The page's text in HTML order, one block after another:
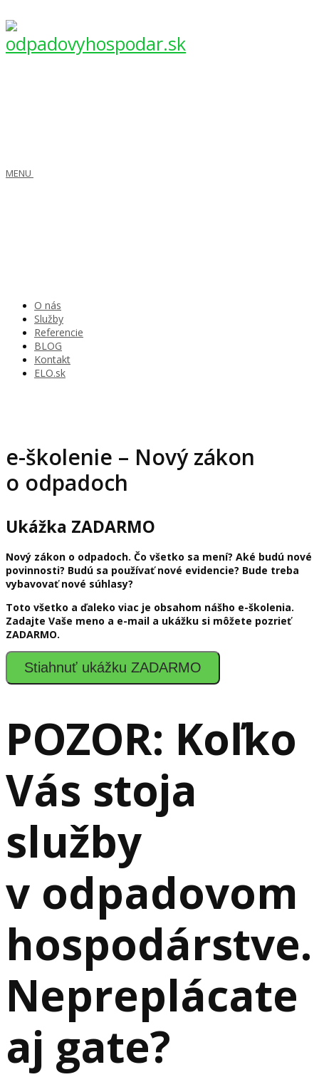
MENU
O nás
Služby
Referencie
BLOG
Kontakt
ELO.sk
e-školenie – Nový zákon
o odpadoch
Ukážka ZADARMO
Nový zákon o odpadoch. Čo všetko sa mení? Aké budú nové
povinnosti? Budú sa používať nové evidencie? Bude treba
vybavovať nové súhlasy?
Toto všetko a ďaleko viac je obsahom nášho e-školenia.
Zadajte Vaše meno a e-mail a ukážku si môžete pozrieť
ZADARMO.
Stiahnuť ukážku ZADARMO
POZOR: Koľko
Vás stoja
služby
v odpadovom
hospodárstve.
Nepreplácate
aj gate?